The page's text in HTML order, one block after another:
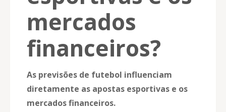
mercados
financeiros?
As previsões de futebol influenciam
diretamente as apostas esportivas e os
mercados financeiros.